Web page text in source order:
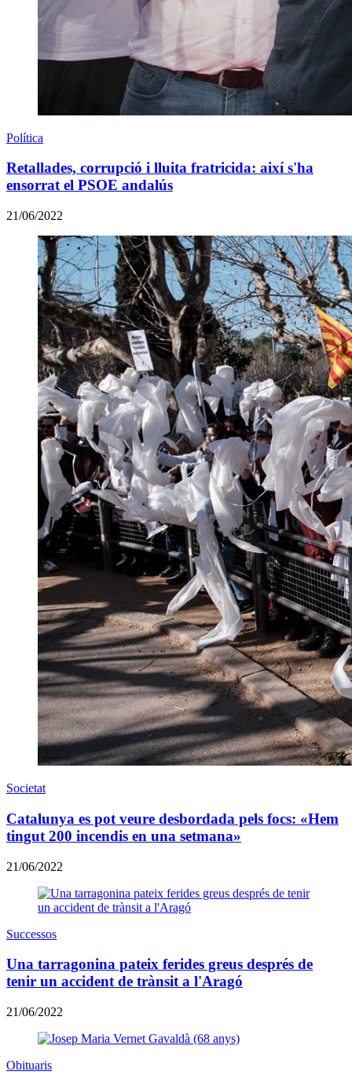
Política
Retallades, corrupció i lluita fratricida: així s'ha
ensorrat el PSOE andalús
21/06/2022
Societat
Catalunya es pot veure desbordada pels focs: «Hem
tingut 200 incendis en una setmana»
21/06/2022
Successos
Una tarragonina pateix ferides greus després de
tenir un accident de trànsit a l'Aragó
21/06/2022
Obituaris